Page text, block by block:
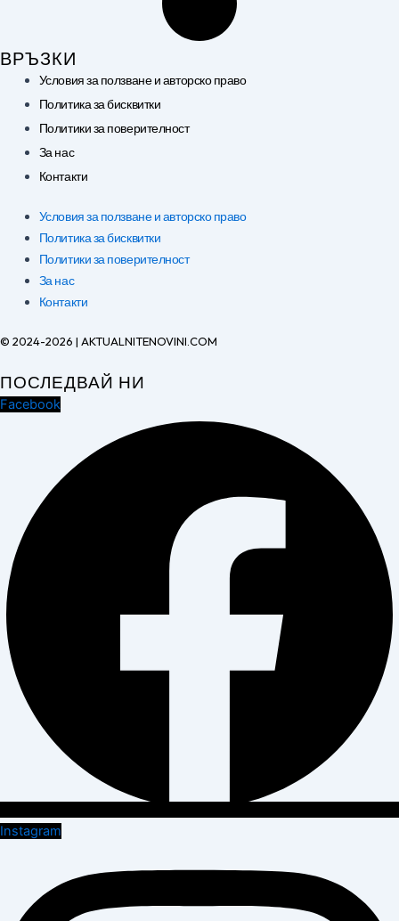
ВРЪЗКИ
Условия за ползване и авторско право
Политика за бисквитки
Политики за поверителност
За нас
Контакти
Условия за ползване и авторско право
Политика за бисквитки
Политики за поверителност
За нас
Контакти
© 2024-2026 | AKTUALNITENOVINI.COM
ПОСЛЕДВАЙ НИ
Facebook
Instagram